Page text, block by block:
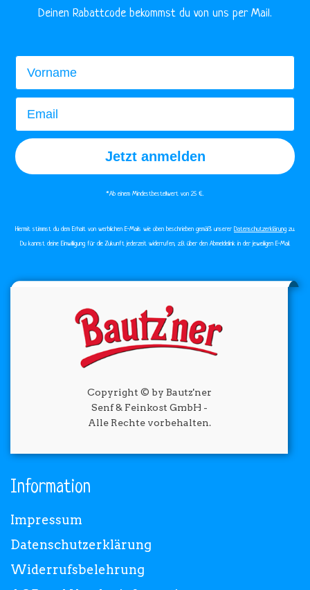
​Deinen Rabattcode bekommst du von uns per Mail.
Vorname
Email
Jetzt anmelden
*Ab einem Mindestbestellwert von 25 €.​
Hiermit stimmst du dem Erhalt von werblichen E-Mails wie oben beschrieben gemäß unserer Datenschutzerklärung zu.
Du kannst deine Einwilligung für die Zukunft jederzeit widerrufen, z.B. über den Abmeldelink in der jeweiligen E-Mail.
Information
Impressum
Datenschutzerklärung
Widerrufsbelehrung
Copyright © by Bautz'ner
Senf & Feinkost GmbH -
Alle Rechte vorbehalten.